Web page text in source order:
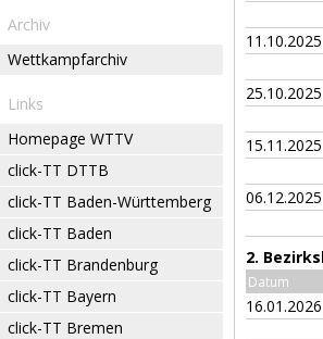
Archiv
Wettkampfarchiv
Links
Homepage WTTV
click-TT DTTB
click-TT Baden-Württemberg
click-TT Baden
click-TT Brandenburg
click-TT Bayern
click-TT Bremen
11.10.2025
25.10.2025
15.11.2025
06.12.2025
2.
Datum
16.01.2026